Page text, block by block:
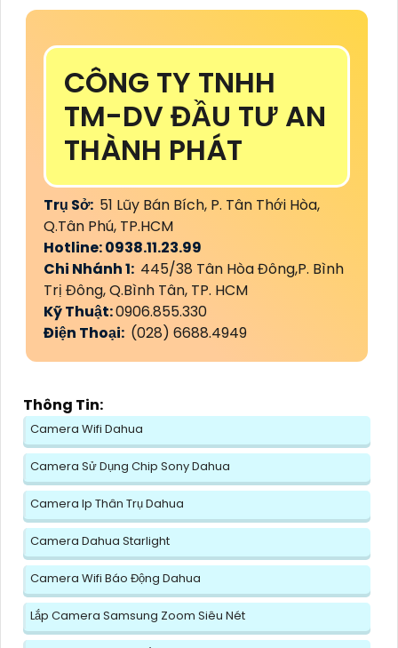
CÔNG TY TNHH
TM-DV ĐẦU TƯ AN
THÀNH PHÁT
Trụ Sở: 51 Lũy Bán Bích, P. Tân Thới Hòa,
Q.Tân Phú, TP.HCM
Hotline: 0938.11.23.99
Chi Nhánh 1: 445/38 Tân Hòa Đông,P. Bình
Trị Đông, Q.Bình Tân, TP. HCM
Kỹ Thuật:0906.855.330
Điện Thoại: (028) 6688.4949
Thông Tin:
Camera Wifi Dahua
Camera Sử Dụng Chip Sony Dahua
Camera Ip Thân Trụ Dahua
Camera Dahua Starlight
Camera Wifi Báo Động Dahua
Lắp Camera Samsung Zoom Siêu Nét